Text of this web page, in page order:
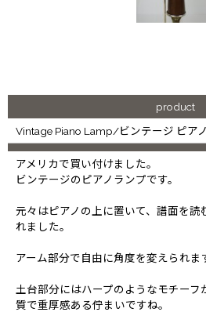
product
Vintage Piano Lamp/ビンテージ ピア
アメリカで買い付けました。
ビンテージのピアノランプです。
元々はピアノの上に置いて、譜面を読
れました。
アーム部分で自由に角度を変えられま
土台部分にはハープのようなモチーフ
質で重厚感ある佇まいですね。